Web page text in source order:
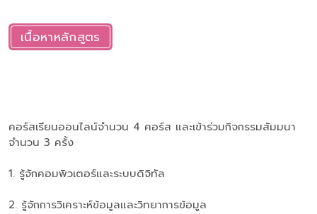
เนื้อหาหลักสูตร
คอร์สเรียนออนไลน์จำนวน 4 คอร์ส และเข้าร่วมกิจกรรมสัมมนา
จำนวน 3 ครั้ง
1. รู้จักคอมพิวเตอร์และระบบดิจิทัล
2. รู้จักการวิเคราะห์ข้อมูลและวิทยาการข้อมูล